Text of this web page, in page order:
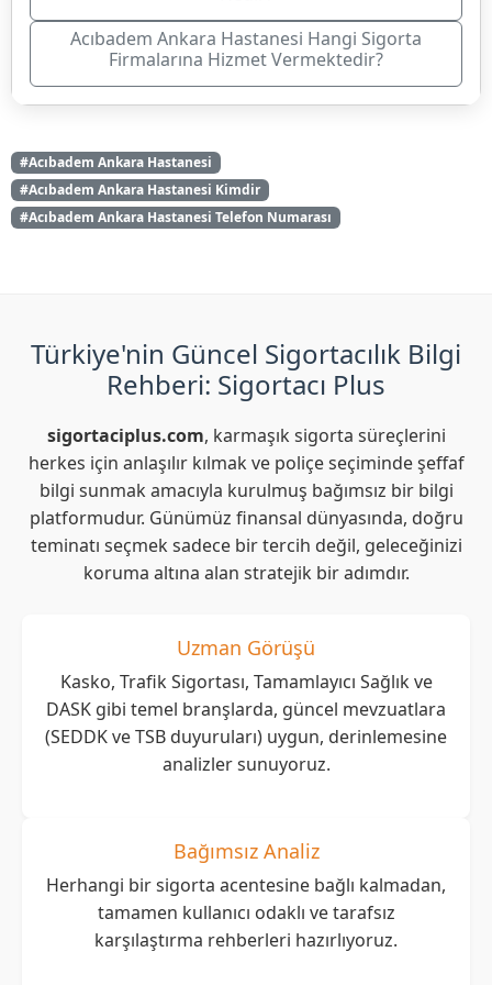
Acıbadem Ankara Hastanesi Hangi Sigorta
Firmalarına Hizmet Vermektedir?
#Acıbadem Ankara Hastanesi
#Acıbadem Ankara Hastanesi Kimdir
#Acıbadem Ankara Hastanesi Telefon Numarası
Türkiye'nin Güncel Sigortacılık Bilgi
Rehberi: Sigortacı Plus
sigortaciplus.com, karmaşık sigorta süreçlerini
herkes için anlaşılır kılmak ve poliçe seçiminde şeffaf
bilgi sunmak amacıyla kurulmuş bağımsız bir bilgi
platformudur. Günümüz finansal dünyasında, doğru
teminatı seçmek sadece bir tercih değil, geleceğinizi
koruma altına alan stratejik bir adımdır.
Uzman Görüşü
Kasko, Trafik Sigortası, Tamamlayıcı Sağlık ve
DASK gibi temel branşlarda, güncel mevzuatlara
(SEDDK ve TSB duyuruları) uygun, derinlemesine
analizler sunuyoruz.
Bağımsız Analiz
Herhangi bir sigorta acentesine bağlı kalmadan,
tamamen kullanıcı odaklı ve tarafsız
karşılaştırma rehberleri hazırlıyoruz.